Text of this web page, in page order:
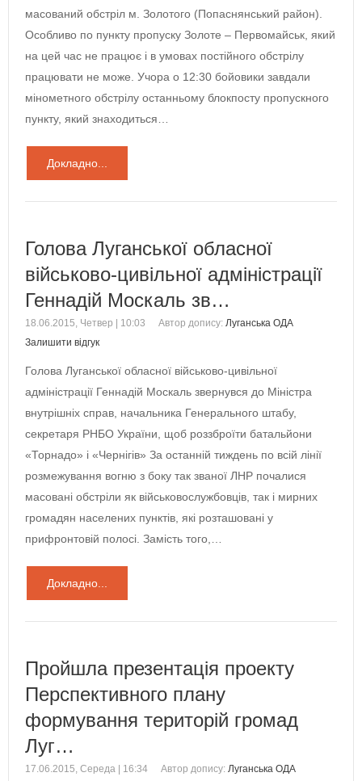
масований обстріл м. Золотого (Попаснянський район).
Особливо по пункту пропуску Золоте – Первомайськ, який
на цей час не працює і в умовах постійного обстрілу
працювати не може. Учора о 12:30 бойовики завдали
мінометного обстрілу останньому блокпосту пропускного
пункту, який знаходиться…
Докладно...
Голова Луганської обласної
військово-цивільної адміністрації
Геннадій Москаль зв…
18.06.2015, Четвер | 10:03 Автор допису: Луганська ОДА
Залишити відгук
Голова Луганської обласної військово-цивільної
адміністрації Геннадій Москаль звернувся до Міністра
внутрішніх справ, начальника Генерального штабу,
секретаря РНБО України, щоб роззброїти батальйони
«Торнадо» і «Чернігів» За останній тиждень по всій лінії
розмежування вогню з боку так званої ЛНР почалися
масовані обстріли як військовослужбовців, так і мирних
громадян населених пунктів, які розташовані у
прифронтовій полосі. Замість того,…
Докладно...
Пройшла презентація проекту
Перспективного плану
формування територій громад
Луг…
17.06.2015, Середа | 16:34 Автор допису: Луганська ОДА